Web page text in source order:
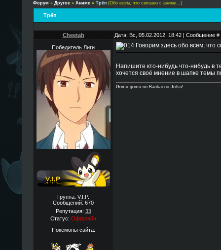
Форум » Другое » Аниме » Трёп (Обо всём, что связано с аниме...)
Трёп
Cheetah Дата: Вс, 05.02.2012, 18:42 | Сообщение #
Победитель Лиги
Группа: V.I.P.
Сообщений: 670
Репутация: 33
Статус: Оффлайн
Покемоны сайта:
Говорим здесь обо всём, что
Напишите кто-нибудь что-нибудь в
хочется своё мнение в шапке темы
Gomu gomu no Bankai no Jutsu!